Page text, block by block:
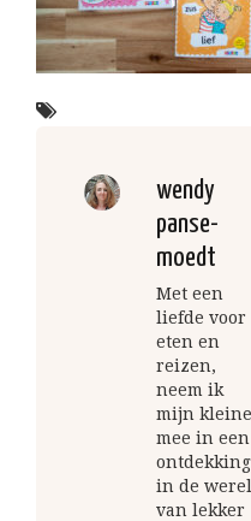
wendy
panse-
moedt
Met een
liefde voor
eten en
reizen,
neem ik
mijn kleine
mee in een
in de
van lekker